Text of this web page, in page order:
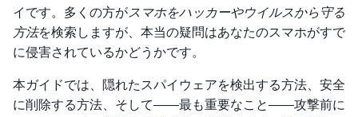
イです。多くの方が スマホをハッカーやウイルスから守る
方法を検索しますが、本当の疑問はあなたのスマホがすで
に侵害されているかどうかです。
本ガイドでは、隠れたスパイウェアを検出する方法、安全
に削除する方法、そして——最も重要なこと——攻撃前に